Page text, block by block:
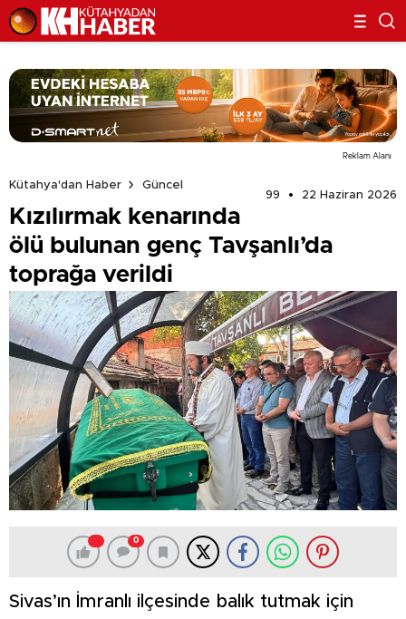
Reklam Alanı
Kütahya'dan Haber
Güncel
99
22 Haziran 2026
Kızılırmak kenarında
ölü bulunan genç Tavşanlı’da
toprağa verildi
0
Sivas’ın İmranlı ilçesinde balık tutmak için